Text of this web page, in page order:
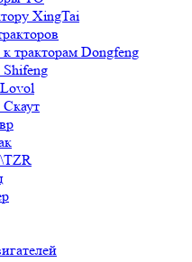
XingTai
тракторам Dongfeng
Shifeng
Скаут